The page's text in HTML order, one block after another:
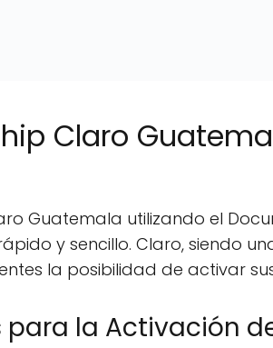
Claro
Guatemala utilizando el
y sencillo. Claro, siendo
la posibilidad de activar
para la Activación